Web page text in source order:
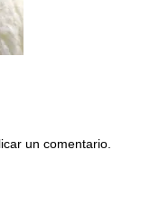
un comentario.